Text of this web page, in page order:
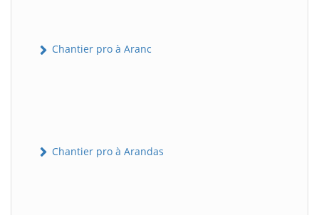
Chantier pro à Aranc
Chantier pro à Arandas